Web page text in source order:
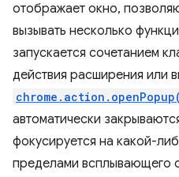
отображает окно,
вызывать несколько
запускается сочетанием
действия расширения или
автоматически
фокусируется на какой-
пределами всплывающего